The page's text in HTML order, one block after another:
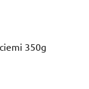
350g